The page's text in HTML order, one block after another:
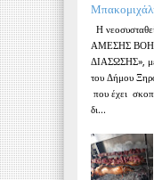
Η
ΑΜΕΣΗΣ
ΔΙΑΣΩΣΗΣ»,
του Δήμου
που έχει
δι...